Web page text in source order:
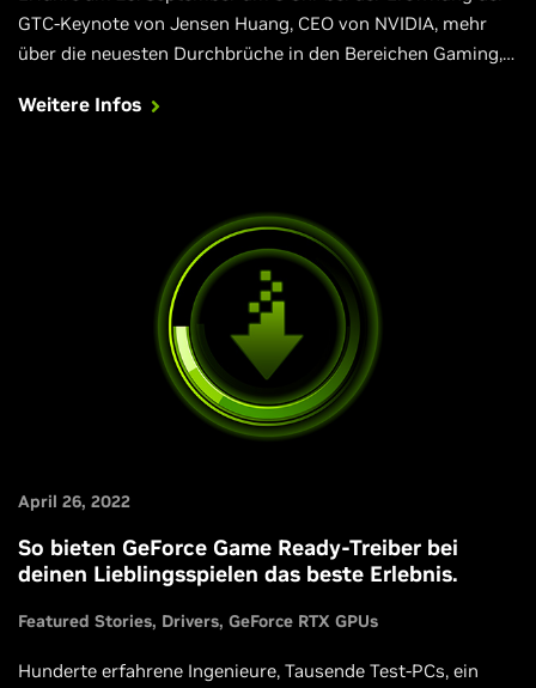
GTC-Keynote von Jensen Huang, CEO von NVIDIA, mehr
über die neuesten Durchbrüche in den Bereichen Gaming,
Weitere Infos
April 26, 2022
So bieten GeForce Game Ready-Treiber bei
deinen Lieblingsspielen das beste Erlebnis.
Featured Stories Drivers GeForce RTX GPUs
Hunderte erfahrene Ingenieure, Tausende Test-PCs, ein